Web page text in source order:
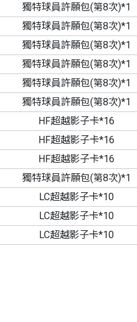
獨特球員許願包(第8次)*1
獨特球員許願包(第8次)*1
獨特球員許願包(第8次)*1
獨特球員許願包(第8次)*1
獨特球員許願包(第8次)*1
獨特球員許願包(第8次)*1
HF超越影子卡*16
HF超越影子卡*16
HF超越影子卡*16
獨特球員許願包(第8次)*1
LC超越影子卡*10
LC超越影子卡*10
LC超越影子卡*10